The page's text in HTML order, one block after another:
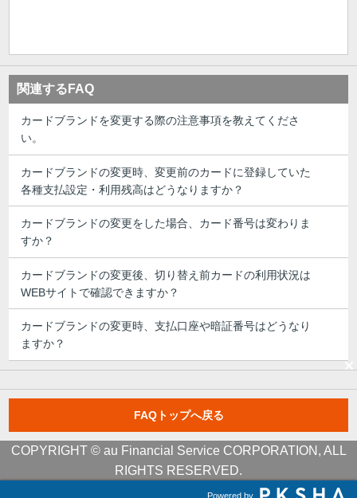
関連するFAQ
カードブランドを変更する際の注意事項を教えてくださ
い。
カードブランドの変更時、変更前のカードに登録していた
各種支払設定・利用残高はどうなりますか？
カードブランドの変更をした場合、カード番号は変わりま
すか？
カードブランドの変更後、切り替え前カードの利用状況は
WEBサイトで確認できますか？
カードブランドの変更時、支払口座や暗証番号はどうなり
ますか？
FAQトップへ戻る
COPYRIGHT © au Financial Service CORPORATION, ALL
RIGHTS RESERVED.
Powered by